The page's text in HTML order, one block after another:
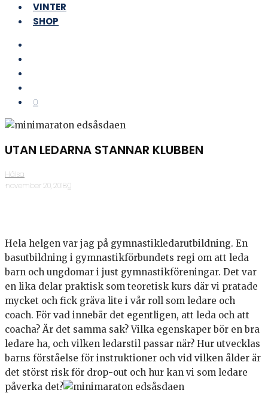
VINTER
SHOP
0
UTAN LEDARNA STANNAR KLUBBEN
Hälsa
·november 20, 2018·0
Hela helgen var jag på gymnastikledarutbildning. En
basutbildning i gymnastikförbundets regi om att leda
barn och ungdomar i just gymnastikföreningar. Det var
en lika delar praktisk som teoretisk kurs där vi pratade
mycket och fick gräva lite i vår roll som ledare och
coach. För vad innebär det egentligen, att leda och att
coacha? Är det samma sak? Vilka egenskaper bör en bra
ledare ha, och vilken ledarstil passar när? Hur utvecklas
barns förståelse för instruktioner och vid vilken ålder är
det störst risk för drop-out och hur kan vi som ledare
påverka det?